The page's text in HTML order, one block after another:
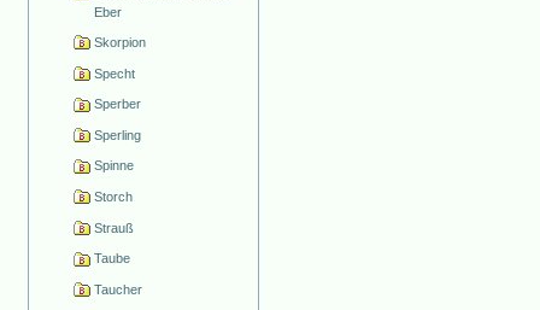
Eber
Skorpion
Specht
Sperber
Sperling
Spinne
Storch
Strauß
Taube
Taucher